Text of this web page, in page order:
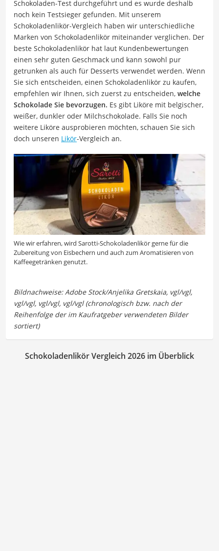
Schokoladen-Test durchgeführt und es wurde deshalb
noch kein Testsieger gefunden. Mit unserem
Schokoladenlikör-Vergleich haben wir unterschiedliche
Marken von Schokoladenlikör miteinander verglichen. Der
beste Schokoladenlikör hat laut Kundenbewertungen
einen sehr guten Geschmack und kann sowohl pur
getrunken als auch für Desserts verwendet werden. Wenn
Sie sich entscheiden, einen Schokoladenlikör zu kaufen,
empfehlen wir Ihnen, sich zuerst zu entscheiden, welche
Schokolade Sie bevorzugen. Es gibt Liköre mit belgischer,
weißer, dunkler oder Milchschokolade. Falls Sie noch
weitere Liköre ausprobieren möchten, schauen Sie sich
doch unseren Likör-Vergleich an.
Wie wir erfahren, wird Sarotti-Schokoladenlikör gerne für die
Zubereitung von Eisbechern und auch zum Aromatisieren von
Kaffeegetränken genutzt.
Schokoladenlikör Vergleich 2026 im Überblick